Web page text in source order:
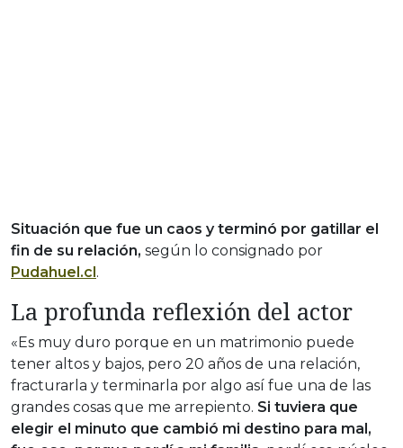
Situación que fue un caos y terminó por gatillar el
fin de su relación, según lo consignado por
Pudahuel.cl .
La profunda reflexión del actor
«Es muy duro porque en un matrimonio puede
tener altos y bajos, pero 20 años de una relación,
fracturarla y terminarla por algo así fue una de las
grandes cosas que me arrepiento. Si tuviera que
elegir el minuto que cambió mi destino para mal,